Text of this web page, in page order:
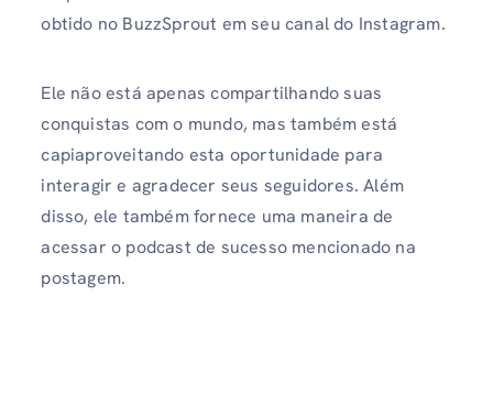
obtido no BuzzSprout em seu canal do Instagram.
Ele não está apenas compartilhando suas
conquistas com o mundo, mas também está
capiaproveitando esta oportunidade para
interagir e agradecer seus seguidores. Além
disso, ele também fornece uma maneira de
acessar o podcast de sucesso mencionado na
postagem.